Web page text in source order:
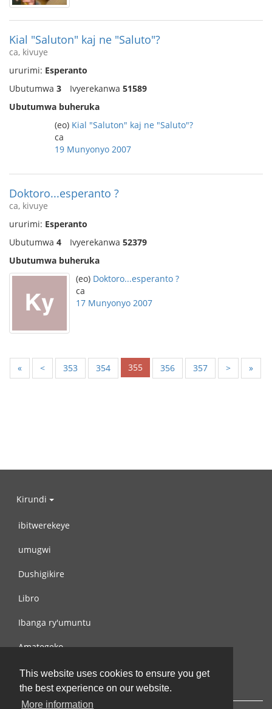
This website uses cookies to ensure you get
the best experience on our website.
More information
Kial "Saluton" kaj ne "Saluto"?
ca, kivuye
ururimi: Esperanto
Ubutumwa 3 Ivyerekanwa 51589
Ubutumwa buheruka
(eo) Kial "Saluton" kaj ne "Saluto"?
ca
19 Munyonyo 2007
Doktoro...esperanto ?
ca, kivuye
ururimi: Esperanto
Ubutumwa 4 Ivyerekanwa 52379
Ubutumwa buheruka
(eo) Doktoro...esperanto ?
ca
17 Munyonyo 2007
« < 353 354 355 356 357 > »
Kirundi
ibitwerekeye
umugwi
Dushigikire
Libro
Ibanga ry'umuntu
Amategeko
Turondere